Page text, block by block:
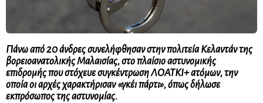
Πάνω από 20 άνδρες συνελήφθησαν στην πολιτείαΚελαντάντης
βορειοανατολικής Μαλαισίας, στο πλαίσιο αστυνομικής
επιδρομής που στόχευε συγκέντρωση ΛΟΑΤΚΙ+ ατόμων, την
οποία οι αρχές χαρακτήρισαν «γκέι πάρτι», όπως δήλωσε
εκπρόσωπος της αστυνομίας.